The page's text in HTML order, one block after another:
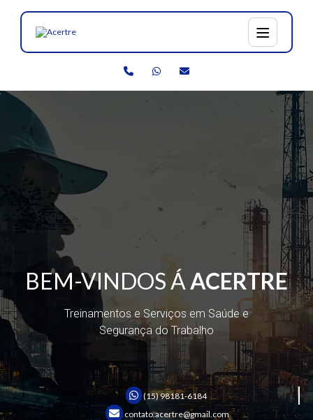
BEM-VINDOS Á ACERTRE
Treinamentos e Serviços em Saúde e
Segurança do Trabalho
(15) 98181-6184
contato.acertre@gmail.com